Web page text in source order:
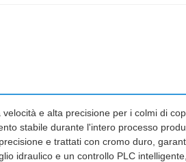
e alta precisione per i colmi di
stabile durante l'intero processo
e trattati con cromo duro,
idraulico e un controllo PLC